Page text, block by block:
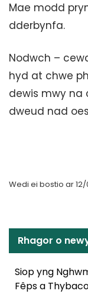
Mae modd
dderbynfa.
Nodwch –
hyd at chwe
dewis mwy na
dweud nad
Wedi ei bostio ar
Rhagor o
Siop yng
Fêps a